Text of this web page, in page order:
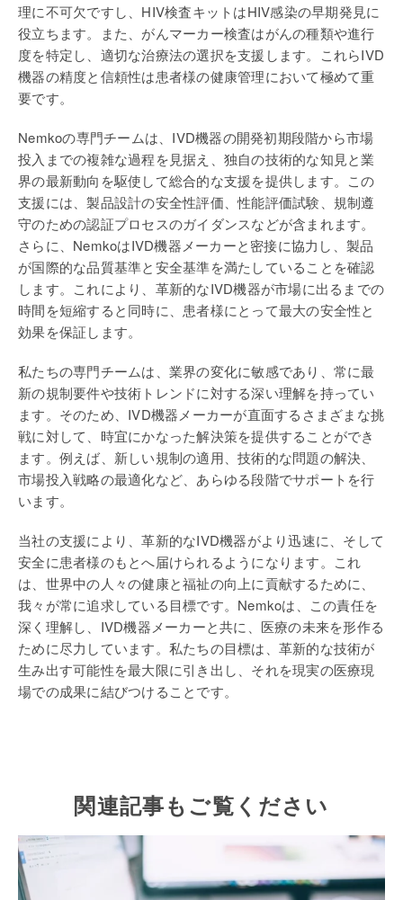
理に不可欠ですし、HIV検査キットはHIV感染の早期発見に
役立ちます。また、がんマーカー検査はがんの種類や進行
度を特定し、適切な治療法の選択を支援します。これらIVD
機器の精度と信頼性は患者様の健康管理において極めて重
要です。
Nemkoの専門チームは、IVD機器の開発初期段階から市場
投入までの複雑な過程を見据え、独自の技術的な知見と業
界の最新動向を駆使して総合的な支援を提供します。この
支援には、製品設計の安全性評価、性能評価試験、規制遵
守のための認証プロセスのガイダンスなどが含まれます。
さらに、NemkoはIVD機器メーカーと密接に協力し、製品
が国際的な品質基準と安全基準を満たしていることを確認
します。これにより、革新的なIVD機器が市場に出るまでの
時間を短縮すると同時に、患者様にとって最大の安全性と
効果を保証します。
私たちの専門チームは、業界の変化に敏感であり、常に最
新の規制要件や技術トレンドに対する深い理解を持ってい
ます。そのため、IVD機器メーカーが直面するさまざまな挑
戦に対して、時宜にかなった解決策を提供することができ
ます。例えば、新しい規制の適用、技術的な問題の解決、
市場投入戦略の最適化など、あらゆる段階でサポートを行
います。
当社の支援により、革新的なIVD機器がより迅速に、そして
安全に患者様のもとへ届けられるようになります。これ
は、世界中の人々の健康と福祉の向上に貢献するために、
我々が常に追求している目標です。Nemkoは、この責任を
深く理解し、IVD機器メーカーと共に、医療の未来を形作る
ために尽力しています。私たちの目標は、革新的な技術が
生み出す可能性を最大限に引き出し、それを現実の医療現
場での成果に結びつけることです。
関連記事もご覧ください